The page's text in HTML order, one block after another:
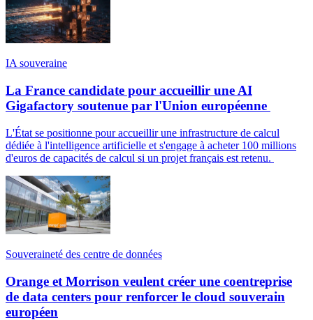
IA souveraine
La France candidate pour accueillir une AI
Gigafactory soutenue par l'Union européenne
L'État se positionne pour accueillir une infrastructure de calcul
dédiée à l'intelligence artificielle et s'engage à acheter 100 millions
d'euros de capacités de calcul si un projet français est retenu.
Souveraineté des centre de données
Orange et Morrison veulent créer une coentreprise
de data centers pour renforcer le cloud souverain
européen